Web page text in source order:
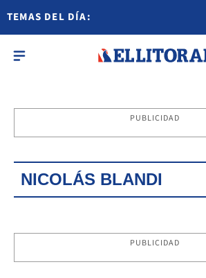
TEMAS DEL DÍA:
PUBLICIDAD
NICOLÁS BLANDI
PUBLICIDAD